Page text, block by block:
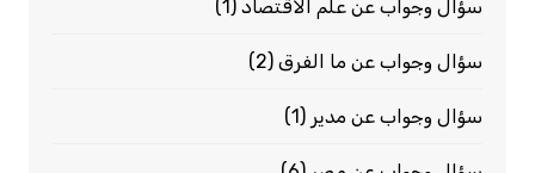
سؤال وجواب عن علم الاقتصاد(1)
سؤال وجواب عن ما الفرق(2)
سؤال وجواب عن مدير (1)